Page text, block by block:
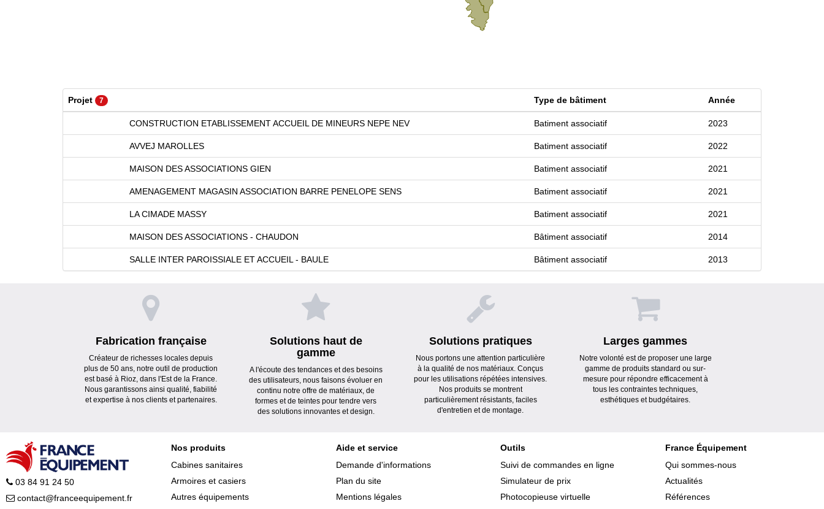
Projet 7 Type de bâtiment Année
CONSTRUCTION ETABLISSEMENT ACCUEIL DE MINEURS NEPE NEV Batiment associatif 2023
AVVEJ MAROLLES Batiment associatif 2022
MAISON DES ASSOCIATIONS GIEN Batiment associatif 2021
AMENAGEMENT MAGASIN ASSOCIATION BARRE PENELOPE SENS Batiment associatif 2021
LA CIMADE MASSY Batiment associatif 2021
MAISON DES ASSOCIATIONS - CHAUDON Bâtiment associatif 2014
SALLE INTER PAROISSIALE ET ACCUEIL - BAULE Bâtiment associatif 2013
Fabrication française
Créateur de richesses locales depuis
plus de 50 ans, notre outil de production
est basé à Rioz, dans l'Est de la France.
Nous garantissons ainsi qualité, fiabilité
et expertise à nos clients et partenaires.
Solutions haut de
gamme
A l'écoute des tendances et des besoins
des utilisateurs, nous faisons évoluer en
continu notre offre de matériaux, de
formes et de teintes pour tendre vers
des solutions innovantes et design.
Solutions pratiques
Nous portons une attention particulière
à la qualité de nos matériaux. Conçus
pour les utilisations répétées intensives.
Nos produits se montrent
particulièrement résistants, faciles
d'entretien et de montage.
Larges gammes
Notre volonté est de proposer une large
gamme de produits standard ou sur-
mesure pour répondre efficacement à
tous les contraintes techniques,
esthétiques et budgétaires.
03 84 91 24 50
contact@franceequipement.fr
Nos produits
Cabines sanitaires
Armoires et casiers
Autres équipements
Aide et service
Demande d'informations
Plan du site
Mentions légales
Outils
Suivi de commandes en ligne
Simulateur de prix
Photocopieuse virtuelle
France Équipement
Qui sommes-nous
Actualités
Références